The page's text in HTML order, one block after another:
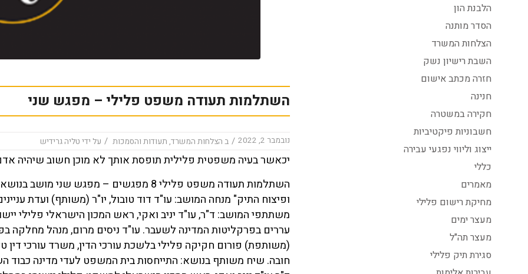
השתלמות תעודה משפט פלילי – מפגש שני
נובמבר 2, 2022 / ב הצלחות המשרד, תעודות והסמכות / על ידי טליה גרידיש
יכאשר בעיה משפטית פלילית תופסת אותך לא מוכן חשוב שיהיה
ופיצוח התיק" מנחה המושב: עו"ד דוד טובול, יו"ר (משותף) ועדת
משתתפי המושב: ד"ר, עו"ד יניב ואקי, ראש המכון הישראלי פלילי
עררים בפרקליטות המדינה לשעבר. עו"ד ניסים מרום, מנהל מחלקה
(משותפת) פורום חקיקה פלילי בלשכת עורכי הדין, משרד עורכי דין
חובה. שיח משותף בנושא: התייחסות בית המשפט לעדי מדינה כבוד
הלבנת הון
הסדר מותנה
הצלחות המשרד
השבת רישיון נשק
חזרה מכתב אישום
חנינה
חקירה במשטרה
חשבוניות פיקטיביות
ייצוג וליווי נפגעי עבירה
כללי
מאמרים
מחיקת רישום פלילי
מעצר ימים
מעצר תה"ל
סגירת תיק פלילי